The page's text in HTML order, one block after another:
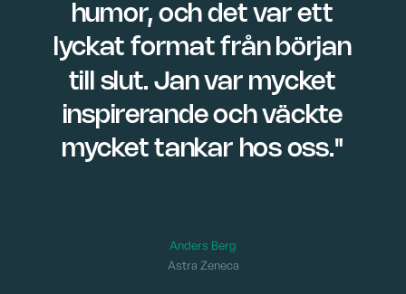
humor, och det var ett
lyckat format från början
till
slut. Jan var mycket
inspirerande och väckte
mycket tankar hos oss."
Anders Berg
Astra Zeneca